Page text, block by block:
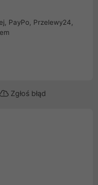
PayPo, Przelewy24,
Zgłoś błąd